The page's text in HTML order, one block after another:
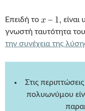
Επειδή το
γνωστή ταυτότητα
την συνέχεια της
Στις
πολυωνύμου